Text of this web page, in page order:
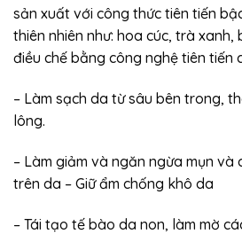
sản xuất với công thức tiên tiến
thiên nhiên như: hoa cúc, trà
điều chế bằng công nghệ tiên tiến
– Làm sạch da từ sâu bên trong,
lông.
– Làm giảm và ngăn ngừa mụn và
trên da – Giữ ẩm chống khô da
– Tái tạo tế bào da non, làm mờ